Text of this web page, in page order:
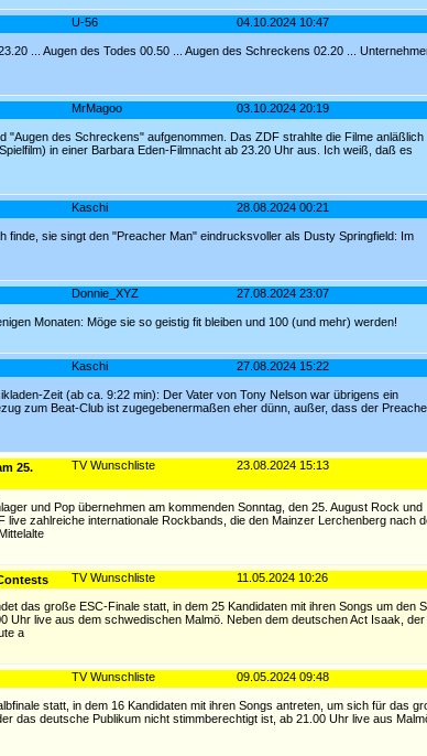
04.10.2024 10:47
U-56
... Augen des Todes 00.50 ... Augen des Schreckens 02.20 ...
03.10.2024 20:19
MrMagoo
"Augen des Schreckens" aufgenommen. Das ZDF strahlte die Filme anläßlich
in einer Barbara Eden-Filmnacht ab 23.20 Uhr aus. Ich weiß, daß es
28.08.2024 00:21
Kaschi
sie singt den "Preacher Man" eindrucksvoller als Dusty Springfield: Im
27.08.2024 23:07
Donnie_XYZ
Monaten: Möge sie so geistig fit bleiben und 100 (und mehr) werden!
27.08.2024 15:22
Kaschi
Zeit (ab ca. 9:22 min): Der Vater von Tony Nelson war übrigens ein
zum Beat-Club ist zugegebenermaßen eher dünn, außer, dass der
23.08.2024 15:13
TV Wunschliste
25.
und Pop übernehmen am kommenden Sonntag, den 25. August Rock und
zahlreiche internationale Rockbands, die den Mainzer Lerchenberg nach
11.05.2024 10:26
TV Wunschliste
das große ESC-Finale statt, in dem 25 Kandidaten mit ihren Songs um den
live aus dem schwedischen Malmö. Neben dem deutschen Act Isaak, der
a
09.05.2024 09:48
TV Wunschliste
statt, in dem 16 Kandidaten mit ihren Songs antreten, um sich für das
das deutsche Publikum nicht stimmberechtigt ist, ab 21.00 Uhr live aus